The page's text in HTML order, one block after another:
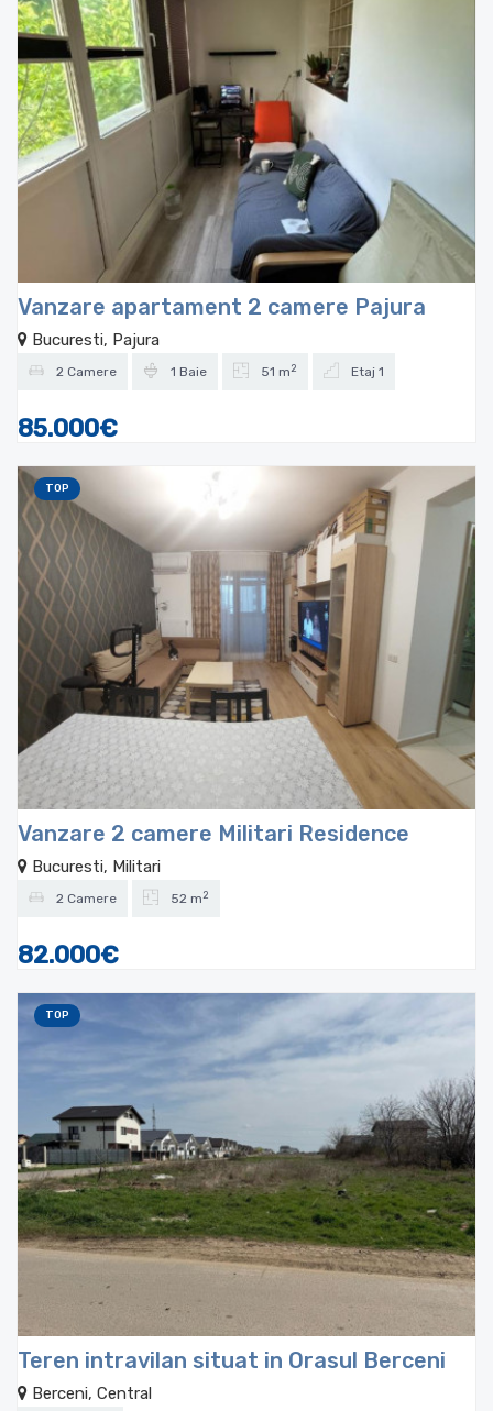
Vanzare apartament 2 camere Pajura
Bucuresti, Pajura
2 Camere 1 Baie 51 m 2 Etaj 1
85.000€
TOP
Vanzare 2 camere Militari Residence
Bucuresti, Militari
2 Camere 52 m 2
82.000€
TOP
Teren intravilan situat in Orasul Berceni
Berceni, Central